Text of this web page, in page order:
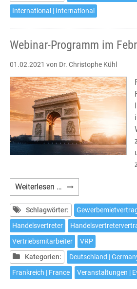
International | International
Webinar-Programm im
01.02.2021 von Dr. Christophe Kühl
Weiterlesen … Webinar-
Programm
im
Februar
Schlagwörter:
Handelsvertreter
Vertriebsmitarbeiter
VRP
Kategorien:
Deutschland |
Frankreich | France
Veranstaltungen |